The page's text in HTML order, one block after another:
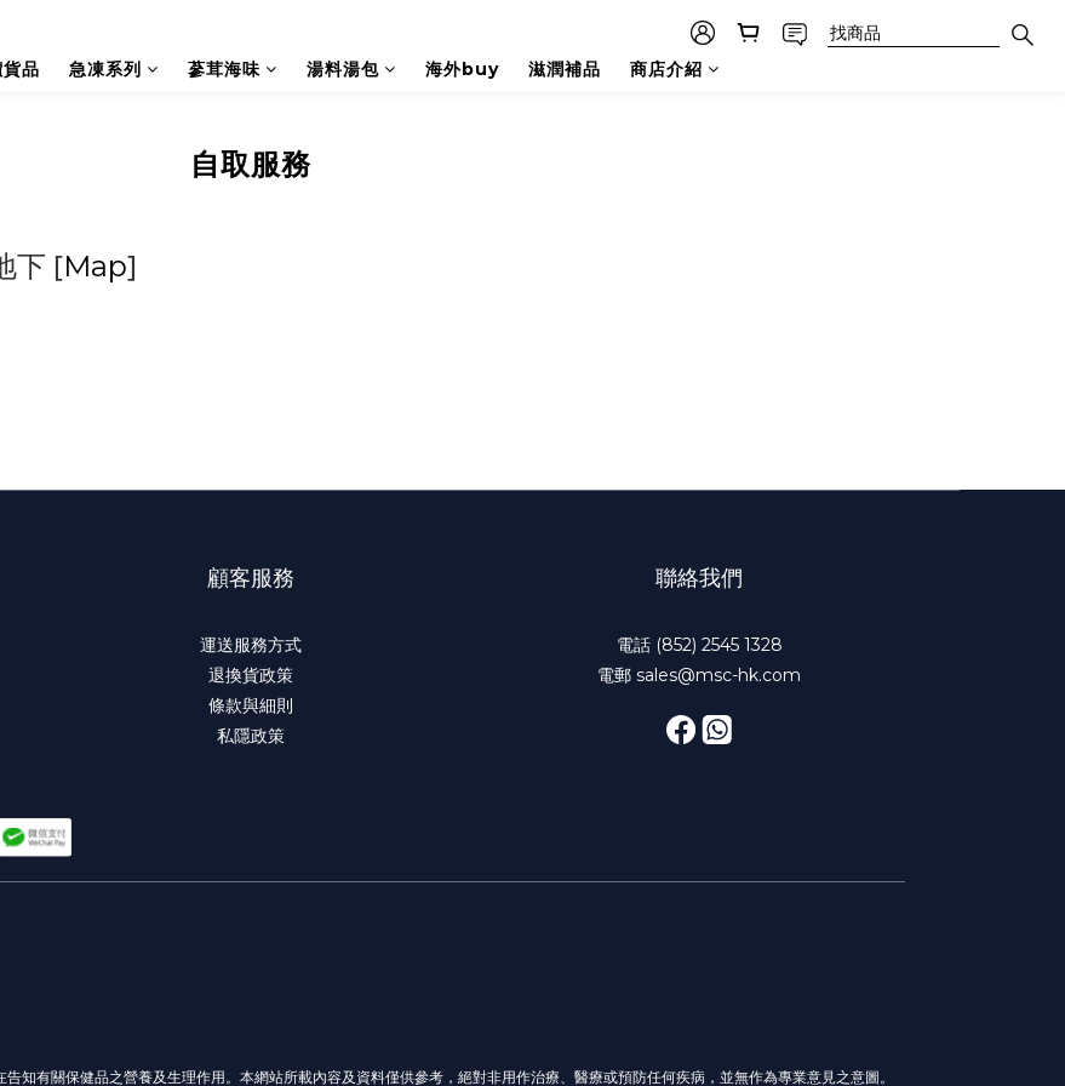
品 急凍系列 蔘茸海味 湯料湯包 海外buy 滋潤補品 商店介紹
自取服務
下 [Map]
顧客服務
運送服務方式
退換貨政策
條款與細則
私隱政策
聯絡我們
電話 (852) 2545 1328
電郵 sales@msc-hk.com
知有關保健品之營養及生理作用。本網站所載內容及資料僅供參考，絕對非用作治療、醫療或預防任何疾病，並無作為專業意見之意圖。